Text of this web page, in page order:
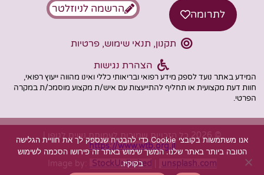
לתרומה הרשמה לניוזלטר
תקנון, תנאי שימוש, פרטיות
הצהרת נגישות
המידע באתר נועד לספק מידע רפואי ובריאותי כללי ואינו מהווה ייעוץ רפואי,
חוות דעת מקצועית או תחליף להתייעצות עם איש/ת מקצוע מוסמכ/ת במקרה
הפרטי.
© 2026 כל הזכויות שמורות לעמותת נשים לגופן |
https://www.wtb.org.il
Image by:
StockUnlimited unsplash.com
אנו משתמשות בקובצי Cookie כדי להבטיח שנספק לך את חוויית הגלישה
הטובה ביותר באתר שלנו. המשך שימוש באתר זה פירושו הסכמה לשימוש
בקוקיז.